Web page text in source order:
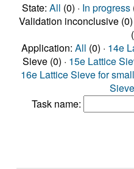
State: All (0) · In progress
Validation inconclusive (0)
Application: All (0) · 14e
Sieve (0) · 15e Lattice
16e Lattice Sieve for
Task name: